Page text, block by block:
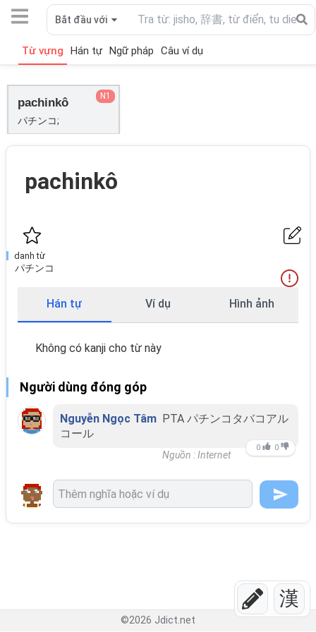
漢
Bắt đầu với
Từ vựng Hán tự Ngữ pháp Câu ví dụ
pachinkô
パチンコ;
N1
pachinkô
danh từ
パチンコ
Hán tự Ví dụ Hình ảnh
Không có kanji cho từ này
Người dùng đóng góp
Nguyễn Ngọc Tâm PTA パチンコタバコアル
コール
0 0
Nguồn : Internet
©2026 Jdict.net